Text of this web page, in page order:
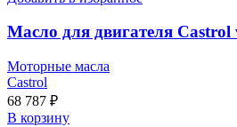
Масло для двигателя Castrol
Моторные масла
Castrol
68 787 ₽
В корзину